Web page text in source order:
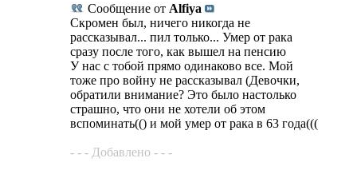
Сообщение от Alfiya
Скромен был, ничего никогда не
рассказывал... пил только... Умер от рака
сразу после того, как вышел на пенсию
У нас с тобой прямо одинаково все. Мой
тоже про войну не рассказывал (Девочки,
обратили внимание? Это было настолько
страшно, что они не хотели об этом
вспоминать(() и мой умер от рака в 63 года(((
- - - Добавлено - - -